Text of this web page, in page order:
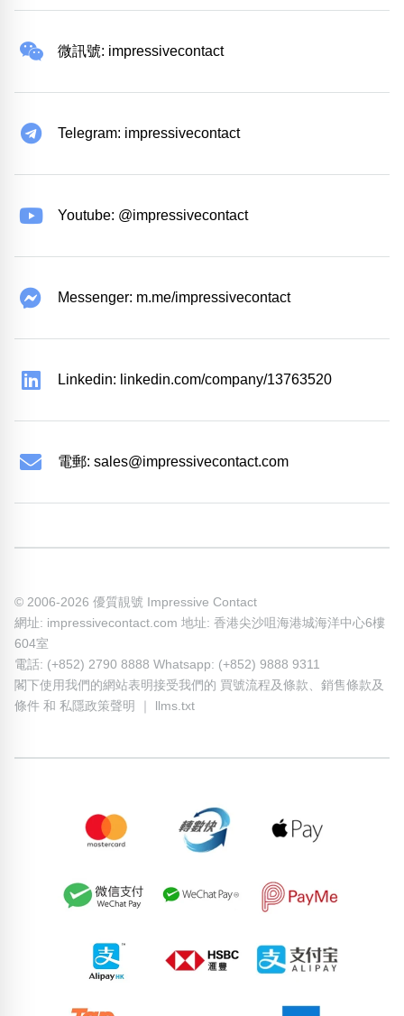
微訊號: impressivecontact
Telegram: impressivecontact
Youtube: @impressivecontact
Messenger: m.me/impressivecontact
Linkedin: linkedin.com/company/13763520
電郵: sales@impressivecontact.com
© 2006-2026 優質靚號 Impressive Contact
網址: impressivecontact.com 地址: 香港尖沙咀海港城海洋中心6樓
604室
電話: (+852) 2790 8888 Whatsapp: (+852) 9888 9311
閣下使用我們的網站表明接受我們的 買號流程及條款
銷售條款及
條件 和 私隱政策聲明 llms.txt